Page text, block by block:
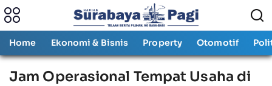
Home Ekonomi & Bisnis Property Otomotif
Jam Operasional Tempat Usaha di